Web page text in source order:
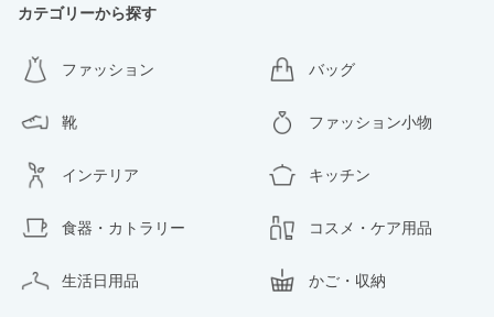
カテゴリーから探す
ファッション バッグ
靴 ファッション小物
インテリア キッチン
食器・カトラリー コスメ・ケア用品
生活日用品 かご・収納